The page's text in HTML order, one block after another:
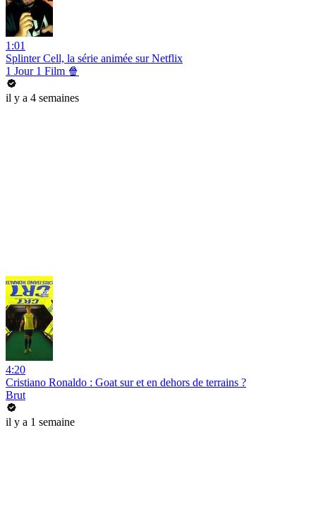
1:01
Splinter Cell, la série animée sur Netflix
1 Jour 1 Film 🍿
il y a 4 semaines
4:20
Cristiano Ronaldo : Goat sur et en dehors de terrains ?
Brut
il y a 1 semaine